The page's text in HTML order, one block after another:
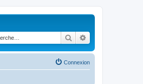
Rechercher
Connexion